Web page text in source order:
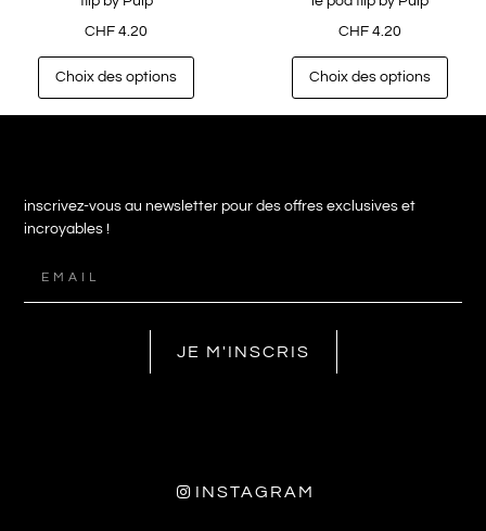
CHF 4.20
Choix des options
CHF 4.20
Choix des options
inscrivez-vous au newsletter pour des offres exclusives et
incroyables !
JE M'INSCRIS
INSTAGRAM